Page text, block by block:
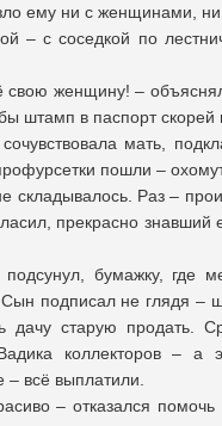
ему ни с женщинами,
– с соседкой по
свою женщину! –
штамп в паспорт скорей
мать,
пошли –
складывалось. Раз –
прекрасно знавший
бумажку, где
Сын подписал не глядя
старую продать.
коллекторов –
– всё выплатили.
– отказался